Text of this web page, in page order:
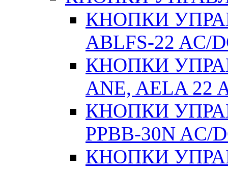
КНОПКИ
ABLFS-22 AC/
КНОПКИ
ANE, AELA 22
КНОПКИ
РPВВ-30N AC/
КНОПКИ